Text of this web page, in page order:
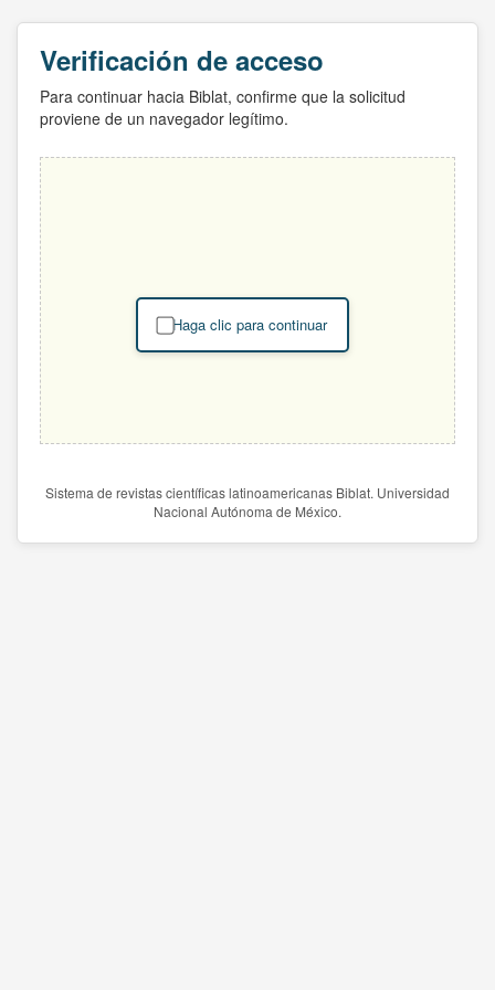
Verificación de acceso
Para continuar hacia Biblat, confirme que la solicitud
proviene de un navegador legítimo.
Haga clic para continuar
Sistema de revistas científicas latinoamericanas Biblat. Universidad
Nacional Autónoma de México.